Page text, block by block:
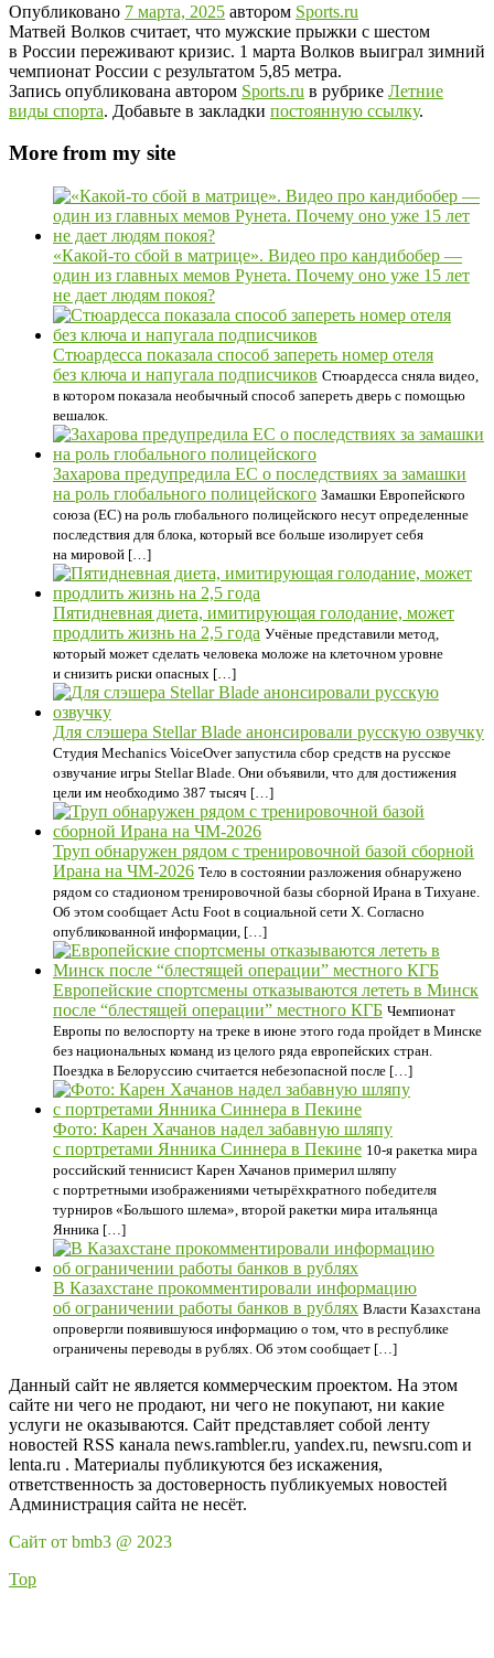
Опубликовано 7 марта, 2025 автором Sports.ru
Матвей Волков считает, что мужские прыжки с шестом
в России переживают кризис. 1 марта Волков выиграл зимний
чемпионат России с результатом 5,85 метра.
Запись опубликована автором Sports.ru в рубрике Летние
виды спорта. Добавьте в закладки постоянную ссылку.
More from my site
«Какой-то сбой в матрице». Видео про кандибобер —
один из главных мемов Рунета. Почему оно уже 15 лет
не дает людям покоя?
Стюардесса показала способ запереть номер отеля
без ключа и напугала подписчиков Стюардесса сняла видео,
в котором показала необычный способ запереть дверь с помощью
вешалок.
Захарова предупредила ЕС о последствиях за замашки
на роль глобального полицейского Замашки Европейского
союза (ЕС) на роль глобального полицейского несут определенные
последствия для блока, который все больше изолирует себя
на мировой […]
Пятидневная диета, имитирующая голодание, может
продлить жизнь на 2,5 года Учёные представили метод,
который может сделать человека моложе на клеточном уровне
и снизить риски опасных […]
Для слэшера Stellar Blade анонсировали русскую озвучку
Студия Mechanics VoiceOver запустила сбор средств на русское
озвучание игры Stellar Blade. Они объявили, что для достижения
цели им необходимо 387 тысяч […]
Труп обнаружен рядом с тренировочной базой сборной
Ирана на ЧМ-2026 Тело в состоянии разложения обнаружено
рядом со стадионом тренировочной базы сборной Ирана в Тихуане.
Об этом сообщает Actu Foot в социальной сети X. Согласно
опубликованной информации, […]
Европейские спортсмены отказываются лететь в Минск
после “блестящей операции” местного КГБ Чемпионат
Европы по велоспорту на треке в июне этого года пройдет в Минске
без национальных команд из целого ряда европейских стран.
Поездка в Белоруссию считается небезопасной после […]
Фото: Карен Хачанов надел забавную шляпу
с портретами Янника Синнера в Пекине 10-я ракетка мира
российский теннисист Карен Хачанов примерил шляпу
с портретными изображениями четырёхкратного победителя
турниров «Большого шлема», второй ракетки мира итальянца
Янника […]
В Казахстане прокомментировали информацию
об ограничении работы банков в рублях Власти Казахстана
опровергли появившуюся информацию о том, что в республике
ограничены переводы в рублях. Об этом сообщает […]
Данный сайт не является коммерческим проектом. На этом
сайте ни чего не продают, ни чего не покупают, ни какие
услуги не оказываются. Сайт представляет собой ленту
новостей RSS канала news.rambler.ru, yandex.ru, newsru.com и
lenta.ru . Материалы публикуются без искажения,
ответственность за достоверность публикуемых новостей
Администрация сайта не несёт.
Сайт от bmb3 @ 2023
Top